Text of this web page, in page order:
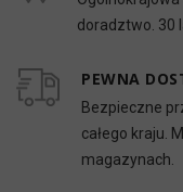
doradztwo. 30
PEWNA
Bezpieczne
całego kraju.
magazynach.